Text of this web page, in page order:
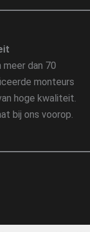
dan 70
monteurs
hoge kwaliteit.
bij ons voorop.